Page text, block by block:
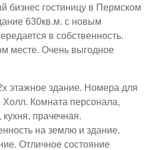
бизнес гостиницу в Пермском
630кв.м. с новым
в собственность.
месте. Очень выгодное
этажное здание. Номера для
Холл. Комната персонала,
прачечная.
на землю и здание.
Отличное состояние